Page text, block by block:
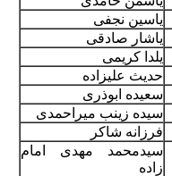
یاسین نجفی
یاشار صادقی
یلدا کریمی
حدیث علیزاده
سعیده ابوذری
سیده زینب میراحمدی
فرزانه شاکر
سیدمحمد مهدی امام
زاده